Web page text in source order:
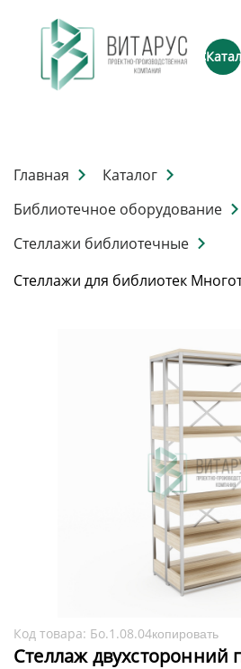
Главная
Каталог
Библиотечное оборудование
Стеллажи библиотечные
Стеллажи для библиотек
Код товара: Бо.1.08.04копировать
Стеллаж двухсторонний